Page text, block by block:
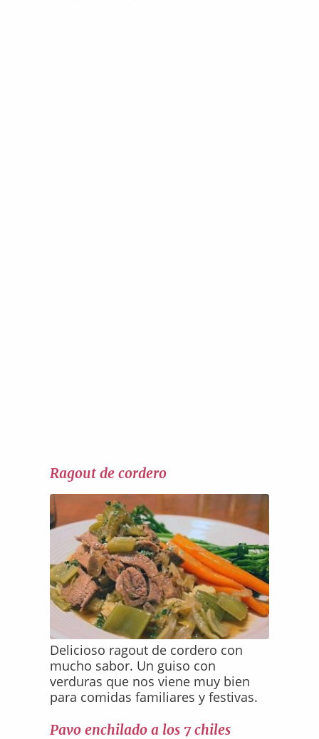
Ragout de cordero
Delicioso ragout de cordero con
mucho sabor. Un guiso con
verduras que nos viene muy bien
para comidas familiares y festivas.
Pavo enchilado a los 7 chiles